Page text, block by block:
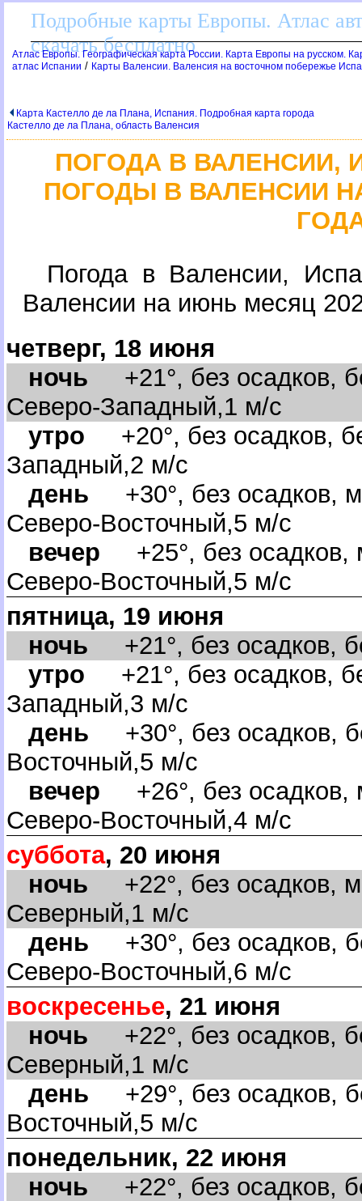
Подробные карты Европы. Атлас
скачать бесплатно
Атлас Европы. Географическая карта России. Карта Европы на русском.
атлас Испании / Карты Валенсии. Валенсия на восточном побережье
Карта Кастелло де ла Плана, Испания. Подробная карта города
Кастелло де ла Плана, область Валенсия
ПОГОДА В ВАЛЕНСИИ,
ПОГОДЫ В ВАЛЕНСИИ
Погода в Валенсии,
аленсии на июнь месяц
четверг, 18 июня
ночь +21°, без осадков,
Северо-Западный,1 м/с
утро +20°, без осадков,
Западный,2 м/с
день +30°, без осадков,
Северо-Восточный,5 м/с
ечер +25°, без осадков,
Северо-Восточный,5 м/с
пятница, 19 июня
ночь +21°, без осадков,
утро +21°, без осадков,
Западный,3 м/с
день +30°, без осадков,
осточный,5 м/с
ечер +26°, без осадков,
Северо-Восточный,4 м/с
суббота, 20 июня
ночь +22°, без осадков,
Северный,1 м/с
день +30°, без осадков,
Северо-Восточный,6 м/с
оскресенье, 21 июня
ночь +22°, без осадков,
Северный,1 м/с
день +29°, без осадков,
осточный,5 м/с
понедельник, 22 июня
ночь +22°, без осадков,